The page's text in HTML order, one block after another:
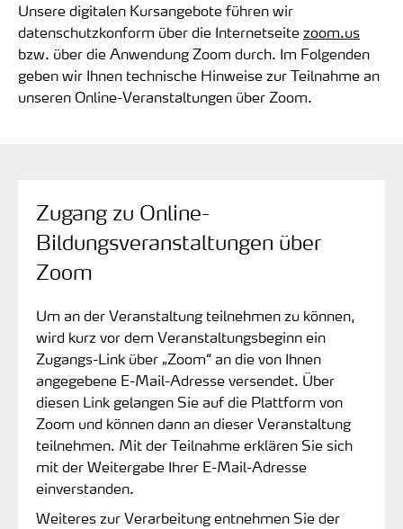
Unsere digitalen Kursangebote führen wir
datenschutzkonform über die Internetseitezoom.us
bzw. über die Anwendung Zoom durch. Im Folgenden
geben wir Ihnen technische Hinweise zur Teilnahme an
unseren Online-Veranstaltungen über Zoom.
Zugang zu Online-
Bildungsveranstaltungen über
Zoom
Um an der Veranstaltung teilnehmen zu können,
wird kurz vor dem Veranstaltungsbeginn ein
Zugangs-Link über „Zoom“ an die von Ihnen
angegebene E-Mail-Adresse versendet. Über
diesen Link gelangen Sie auf die Plattform von
Zoom und können dann an dieser Veranstaltung
teilnehmen. Mit der Teilnahme erklären Sie sich
mit der Weitergabe Ihrer E-Mail-Adresse
einverstanden.
Weiteres zur Verarbeitung entnehmen Sie der